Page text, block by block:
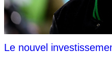
Le nouvel